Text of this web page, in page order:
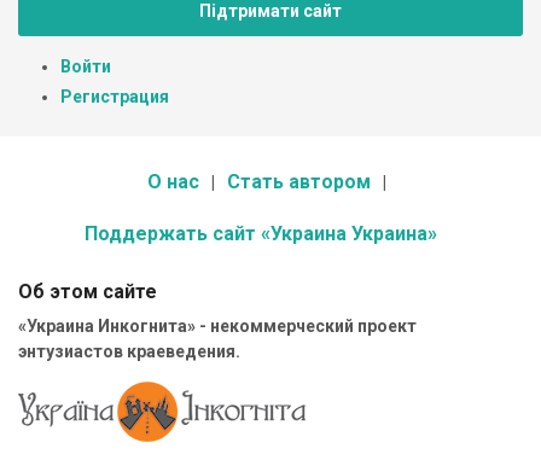
Підтримати сайт
Войти
Регистрация
О нас Стать автором
Поддержать сайт «Украина Украина»
Об этом сайте
«Украина Инкогнита» - некоммерческий проект
энтузиастов краеведения.